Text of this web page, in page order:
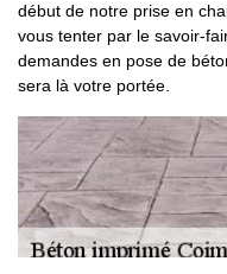
début de notre prise en
vous tenter par le savoir-
demandes en pose de
sera là votre portée.